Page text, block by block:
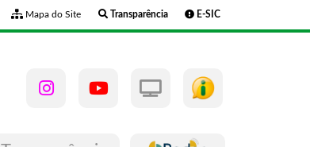
Mapa do Site Transparência E-SIC